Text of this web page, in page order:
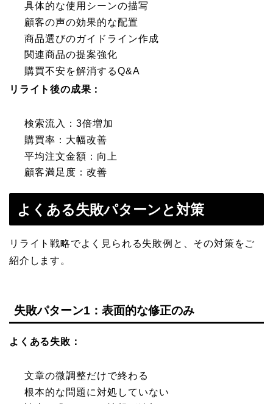
具体的な使用シーンの描写
顧客の声の効果的な配置
商品選びのガイドライン作成
関連商品の提案強化
購買不安を解消するQ&A
リライト後の成果：
検索流入：3倍増加
購買率：大幅改善
平均注文金額：向上
顧客満足度：改善
よくある失敗パターンと対策
リライト戦略でよく見られる失敗例と、その対策をご
紹介します。
失敗パターン1：表面的な修正のみ
よくある失敗：
文章の微調整だけで終わる
根本的な問題に対処していない